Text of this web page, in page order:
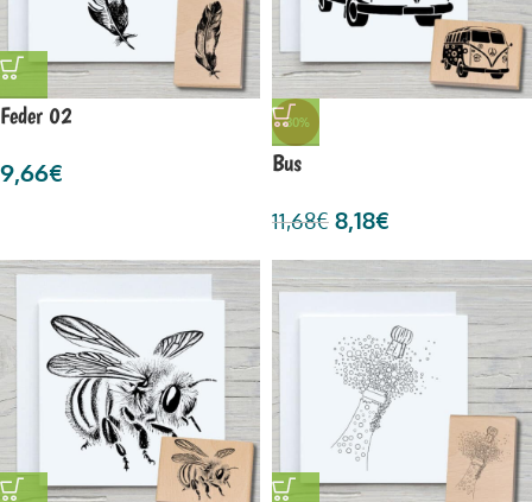
Feder 02
9,66€
-30%
Bus
11,68€ 8,18€